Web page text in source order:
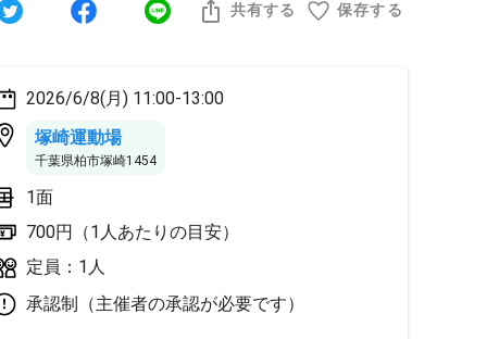
共有する 保存する
2026/6/8(月) 11:00-13:00
塚崎運動場
千葉県柏市塚崎1454
1面
700円（1人あたりの目安）
定員：1人
承認制（主催者の承認が必要です）